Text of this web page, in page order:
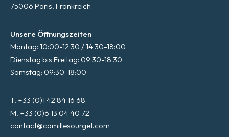
75006 Paris, Frankreich
Unsere Öffnungszeiten
Montag: 10:00-12:30 / 14:30-18:00
Dienstag bis Freitag: 09:30-18:30
Samstag: 09:30-18:00
T. +33 (0)1 42 84 16 68
M. +33 (0)6 13 04 40 72
contact@camillesourget.com